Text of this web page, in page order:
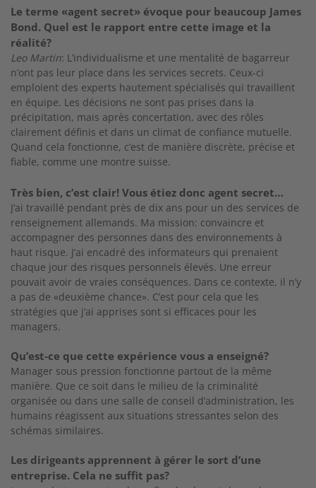
Le terme «agent secret» évoque pour beaucoup James
Bond. Quel est le rapport entre cette image et la
réalité?
Leo Martin: L’individualisme et une mentalité de bagarreur
n’ont pas leur place dans les services secrets. Ceux-ci
emploient des experts hautement spécialisés qui travaillent
en équipe. Les décisions ne sont pas prises dans la
précipitation, mais après concertation, avec des rôles
clairement définis et dans un climat de confiance mutuelle.
Quand cela fonctionne, c’est de manière discrète, précise et
fiable, comme une montre suisse.
Très bien, c’est clair! Vous étiez donc agent secret…
J’ai travaillé pendant près de dix ans pour un des services de
renseignement allemands. Ma mission: convaincre et
accompagner des personnes dans des environnements à
haut risque. J’ai encadré des informateurs qui prenaient
chaque jour des risques personnels élevés. Une erreur
pouvait avoir de vraies conséquences. Dans ce contexte, il n’y
a pas de «deuxième chance». C’est pour cela que les
stratégies que j’ai apprises sont si efficaces pour les
managers.
Qu’est-ce que cette expérience vous a enseigné?
Manager sous pression fonctionne partout de la même
manière. Que ce soit dans le milieu de la criminalité
organisée ou dans une salle de conseil d’administration, les
humains réagissent aux situations stressantes selon des
schémas similaires.
Les dirigeants apprennent à gérer le sort d’une
entreprise. Cela ne suffit pas?